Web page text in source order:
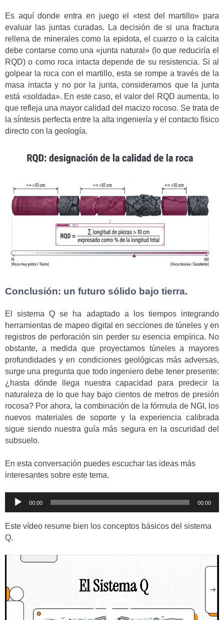
Es aquí donde entra en juego el «test del martillo» para
evaluar las juntas curadas. La decisión de si una fractura
rellena de minerales como la epidota, el cuarzo o la calcita
debe contarse como una «junta natural» (lo que reduciría el
RQD) o como roca intacta depende de su resistencia. Si al
golpear la roca con el martillo, esta se rompe a través de la
masa intacta y no por la junta, consideramos que la junta
está «soldada». En este caso, el valor del RQD aumenta, lo
que refleja una mayor calidad del macizo rocoso. Se trata de
la síntesis perfecta entre la alta ingeniería y el contacto físico
directo con la geología.
Conclusión: un futuro sólido bajo tierra.
El sistema Q se ha adaptado a los tiempos integrando
herramientas de mapeo digital en secciones de túneles y en
registros de perforación sin perder su esencia empírica. No
obstante, a medida que proyectamos túneles a mayores
profundidades y en condiciones geológicas más adversas,
surge una pregunta que todo ingeniero debe tener presente:
¿hasta dónde llega nuestra capacidad para predecir la
naturaleza de lo que hay bajo cientos de metros de presión
rocosa? Por ahora, la combinación de la fórmula de NGI, los
nuevos materiales de soporte y la experiencia calibrada
sigue siendo nuestra guía más segura en la oscuridad del
subsuelo.
En esta conversación puedes escuchar las ideas más
interesantes sobre este tema.
Reproductor
00:00 00:00
Este vídeo resume bien los conceptos básicos del sistema
Q.
Reproductor